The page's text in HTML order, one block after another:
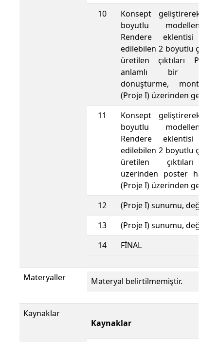
10
Konsept geliştirerek
boyutlu modelleme,
Rendere eklentisi ile
edilebilen 2 boyutlu
üretilen çıktıları
anlamlı bir
dönüştürme, montaj
(Proje I) üzerinden
11
Konsept geliştirerek
boyutlu modelleme,
Rendere eklentisi ile
edilebilen 2 boyutlu
üretilen çıktıları
üzerinden poster
(Proje I) üzerinden
12
(Proje I) sunumu,
13
(Proje I) sunumu,
14
FİNAL
Materyaller Materyal belirtilmemiştir.
Kaynaklar
Kaynaklar